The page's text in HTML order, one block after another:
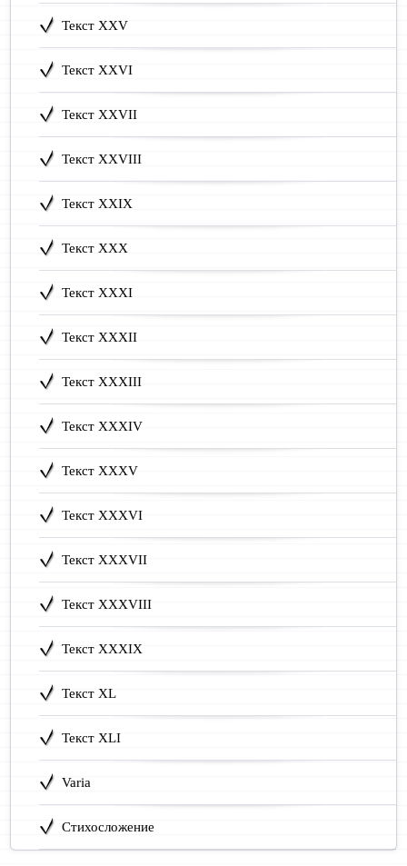
Текст XXV
Текст XXVI
Текст XXVII
Текст XXVIII
Текст XXIX
Текст XXX
Текст XXXI
Текст XXXII
Текст XXXIII
Текст XXXIV
Текст XXXV
Текст XXXVI
Текст XXXVII
Текст XXXVIII
Текст XXXIX
Текст XL
Текст XLI
Varia
Стихосложение